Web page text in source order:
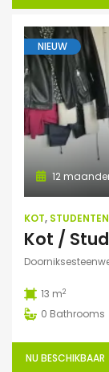
NIEUW
12
KOT,
Kot /
13 m2
0 Bathrooms
NU BESCHIKBAAR